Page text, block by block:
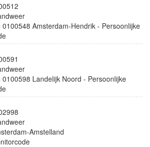
0100548 Amsterdam-Hendrik - Persoonlijke
0100598 Landelijk Noord - Persoonlijke
Amstelland